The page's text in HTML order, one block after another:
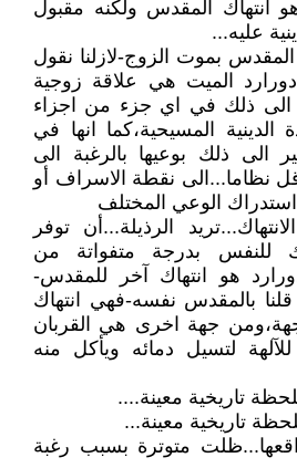
انتهاك المقدس ولكنه مقبول
عليه...
بموت الزوج-لازلنا نقول
ادورارد الميت هي علاقة زوجية
الى ذلك في اي جزء من اجزاء
الدينية المسيحية،كما انها في
ذلك بوعيها بالرغبة الى
نظاما...الى نقطة الاسراف أو
الوعي المختلف
الرذيلة...أن توفر
للنفس بدرجة متفواتة من
هو انتهاك آخر للمقدس-
قلنا بالمقدس نفسه-فهي انتهاك
جهة اخرى هي القربان
لتسيل دمائه ويأكل منه
تاريخية معينة....
تاريخية معينة...
متوترة بسبب رغبة